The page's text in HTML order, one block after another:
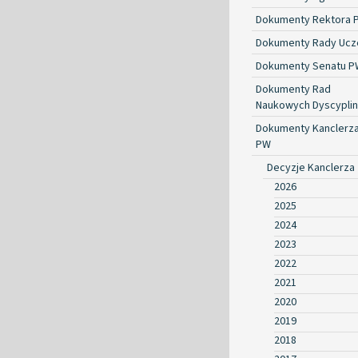
Dokumenty Rektora
Dokumenty Rady
Dokumenty Senatu
Dokumenty Rad
Naukowych Dyscyplin
Dokumenty Kanclerza
PW
Decyzje Kanclerza
2026
2025
2024
2023
2022
2021
2020
2019
2018